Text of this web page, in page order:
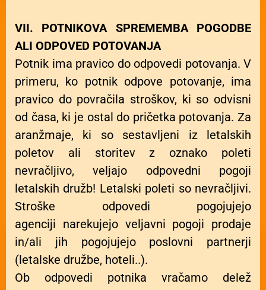
VII. POTNIKOVA SPREMEMBA POGODBE
ALI ODPOVED POTOVANJA
Potnik ima pravico do odpovedi potovanja. V
primeru, ko potnik odpove potovanje, ima
pravico do povračila stroškov, ki so odvisni
od časa, ki je ostal do pričetka potovanja. Za
aranžmaje, ki so sestavljeni iz letalskih
poletov ali storitev z oznako poleti
nevračljivo, veljajo odpovedni pogoji
letalskih družb! Letalski poleti so nevračljivi.
Stroške odpovedi pogojujejo
agenciji narekujejo veljavni pogoji prodaje
in/ali jih pogojujejo poslovni partnerji
(letalske družbe, hoteli..).
Ob odpovedi potnika vračamo delež